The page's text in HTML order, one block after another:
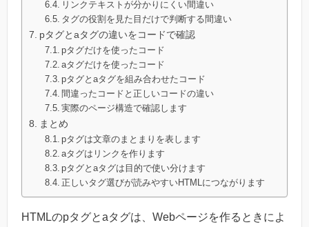
リンクテキストが分かりにくい間違い
タグの役割を見た目だけで判断する間違い
pタグとaタグの違いをコードで確認
pタグだけを使ったコード
aタグだけを使ったコード
pタグとaタグを組み合わせたコード
間違ったコードと正しいコードの違い
実際のページ構造で確認します
まとめ
pタグは文章のまとまりを表します
aタグはリンクを作ります
pタグとaタグは目的で使い分けます
正しいタグ選びが読みやすいHTMLにつながります
HTMLのpタグとaタグは、Webページを作るときによ